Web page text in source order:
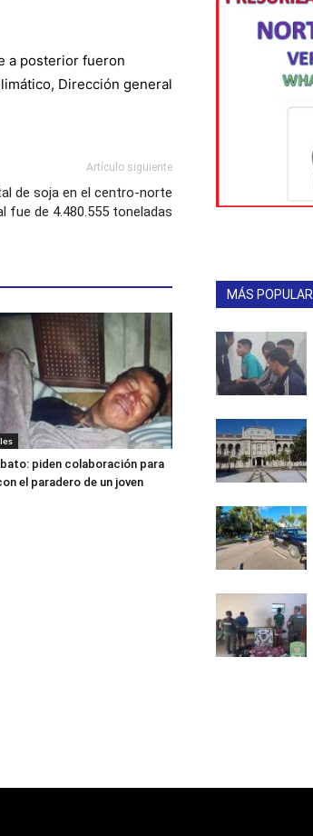
a posterior fueron
Dirección general
Artículo siguiente
de soja en el centro-norte
fue de 4.480.555 toneladas
piden colaboración para
el paradero de un joven
MÁS POPULAR